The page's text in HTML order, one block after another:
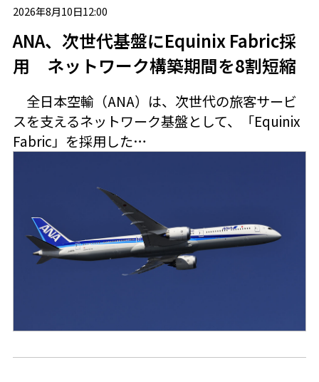
2026年8月10日12:00
ANA、次世代基盤にEquinix Fabric採
用 ネットワーク構築期間を8割短縮
全日本空輸（ANA）は、次世代の旅客サービ
スを支えるネットワーク基盤として、「Equinix
Fabric」を採用した…